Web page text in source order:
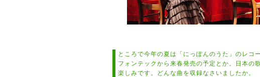
ところで今年の夏は「にっぽんのうた」のレコ
フォンテックから来春発売の予定とか。日本の
楽しみです。どんな曲を収録なさいましたか。